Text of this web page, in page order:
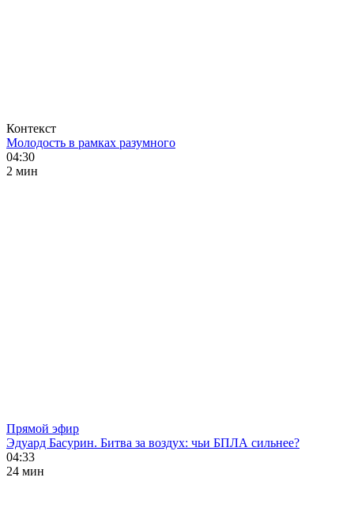
Контекст
Молодость в рамках разумного
04:30
2 мин
Прямой эфир
Эдуард Басурин. Битва за воздух: чьи БПЛА сильнее?
04:33
24 мин